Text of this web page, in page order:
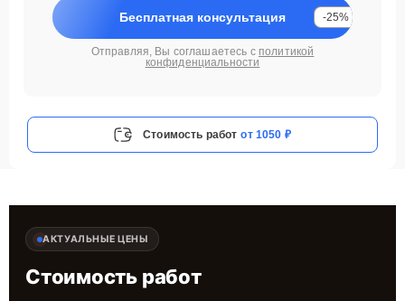
Бесплатная консультация -25%
Отправляя, Вы соглашаетесь с политикой
конфиденциальности
Стоимость работ от 1050 ₽
АКТУАЛЬНЫЕ ЦЕНЫ
Стоимость работ